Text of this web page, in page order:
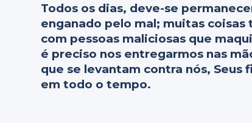
Todos os dias, deve-se
enganado pelo mal; muitas coisas
com pessoas maliciosas que
é preciso nos entregarmos nas
que se levantam contra nós, Seus
em todo o tempo.